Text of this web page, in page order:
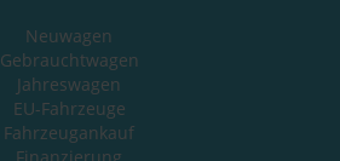
Neuwagen
Gebrauchtwagen
Jahreswagen
EU-Fahrzeuge
Fahrzeugankauf